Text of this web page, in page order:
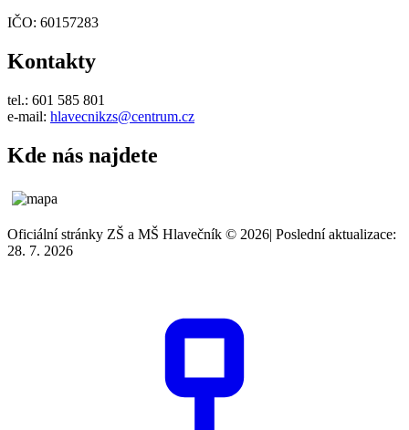
IČO: 60157283
Kontakty
tel.: 601 585 801
e-mail: hlavecnikzs@centrum.cz
Kde nás najdete
Oficiální stránky ZŠ a MŠ Hlavečník © 2026| Poslední aktualizace:
28. 7. 2026